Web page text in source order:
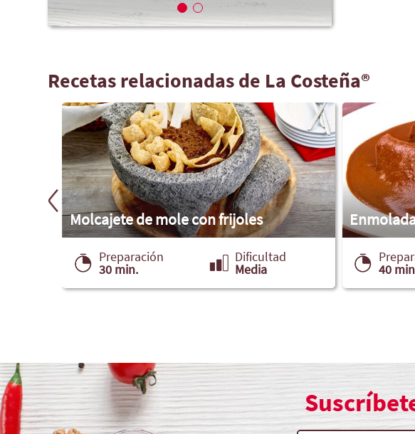
Recetas relacionadas de La Costeña®
Molcajete de mole con frijoles
Preparación
30 min.
Dificultad
Media 40